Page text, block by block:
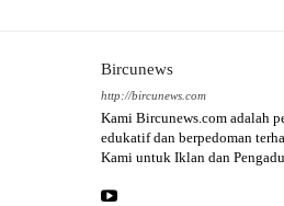
Bircunews
http://bircunews.com
Kami Bircunews.com adalah
edukatif dan berpedoman
Kami untuk Iklan dan